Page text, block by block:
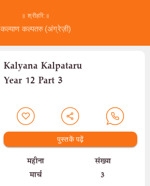
॥ श्रीहरि:॥
कल्याण कल्पतरु (अंग्रेज़ी)
Kalyana Kalpataru
Year 12 Part 3
पुस्तकें पढ़ें
महीना
मार्च
संख्या
3